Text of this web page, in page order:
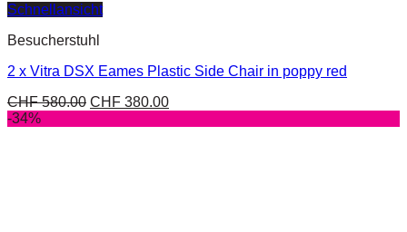
Schnellansicht
Besucherstuhl
2 x Vitra DSX Eames Plastic Side Chair in poppy red
CHF580.00 CHF 380.00
-34%